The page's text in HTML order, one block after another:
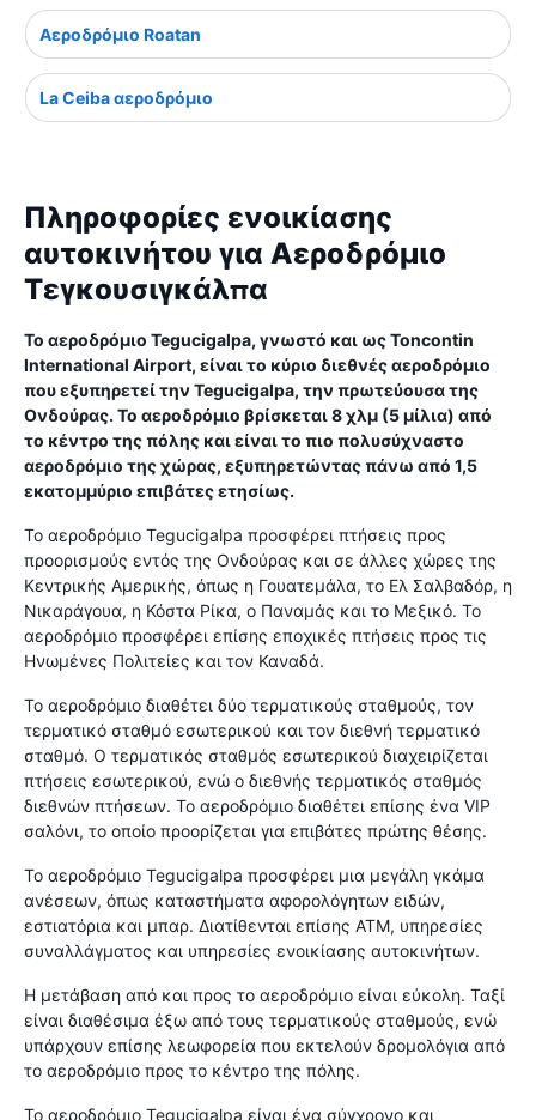
Αεροδρόμιο Roatan
La Ceiba αεροδρόμιο
Πληροφορίες ενοικίασης
αυτοκινήτου για Αεροδρόμιο
Τεγκουσιγκάλπα
Το αεροδρόμιο Tegucigalpa, γνωστό και ως Toncontin
International Airport, είναι το κύριο διεθνές αεροδρόμιο
που εξυπηρετεί την Tegucigalpa, την πρωτεύουσα της
Ονδούρας. Το αεροδρόμιο βρίσκεται 8 χλμ (5 μίλια) από
το κέντρο της πόλης και είναι το πιο πολυσύχναστο
αεροδρόμιο της χώρας, εξυπηρετώντας πάνω από 1,5
εκατομμύριο επιβάτες ετησίως.
Το αεροδρόμιο Tegucigalpa προσφέρει πτήσεις προς
προορισμούς εντός της Ονδούρας και σε άλλες χώρες της
Κεντρικής Αμερικής, όπως η Γουατεμάλα, το Ελ Σαλβαδόρ, η
Νικαράγουα, η Κόστα Ρίκα, ο Παναμάς και το Μεξικό. Το
αεροδρόμιο προσφέρει επίσης εποχικές πτήσεις προς τις
Ηνωμένες Πολιτείες και τον Καναδά.
Το αεροδρόμιο διαθέτει δύο τερματικούς σταθμούς, τον
τερματικό σταθμό εσωτερικού και τον διεθνή τερματικό
σταθμό. Ο τερματικός σταθμός εσωτερικού διαχειρίζεται
πτήσεις εσωτερικού, ενώ ο διεθνής τερματικός σταθμός
διεθνών πτήσεων. Το αεροδρόμιο διαθέτει επίσης ένα VIP
σαλόνι, το οποίο προορίζεται για επιβάτες πρώτης θέσης.
Το αεροδρόμιο Tegucigalpa προσφέρει μια μεγάλη γκάμα
ανέσεων, όπως καταστήματα αφορολόγητων ειδών,
εστιατόρια και μπαρ. Διατίθενται επίσης ΑΤΜ, υπηρεσίες
συναλλάγματος και υπηρεσίες ενοικίασης αυτοκινήτων.
Η μετάβαση από και προς το αεροδρόμιο είναι εύκολη. Ταξί
είναι διαθέσιμα έξω από τους τερματικούς σταθμούς, ενώ
υπάρχουν επίσης λεωφορεία που εκτελούν δρομολόγια από
το αεροδρόμιο προς το κέντρο της πόλης.
Το αεροδρόμιο Tegucigalpa είναι ένα σύγχρονο και